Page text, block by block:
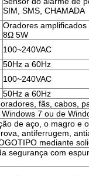
SIM, SMS, CHAMADA
Oradores
8Ω 5W
100~240VAC
50Hz a 60Hz
100~240VAC
50Hz a 60Hz
fãs, cabos,
7 ou de
de aço, o magro e
antiferrugem,
mediante
segurança com